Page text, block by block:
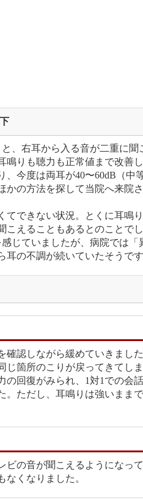
、右耳から入る音が二重に聞
鳴りも聴力も正常値まで改善し
、今度は両耳が40〜60dB（中
かの方法を探して当院へ来院
てできない状況。とくに耳鳴り
こえることもあるとのことでし
じていましたが、病院では「
の不調が続いていたそうです
認しながら緩めていきました
じ箇所のこりが戻ってきてしま
の回復がみられ、1対1での会
。ただし、耳鳴りは強いまま
ビの音が聞こえるようになっ
くなりました。